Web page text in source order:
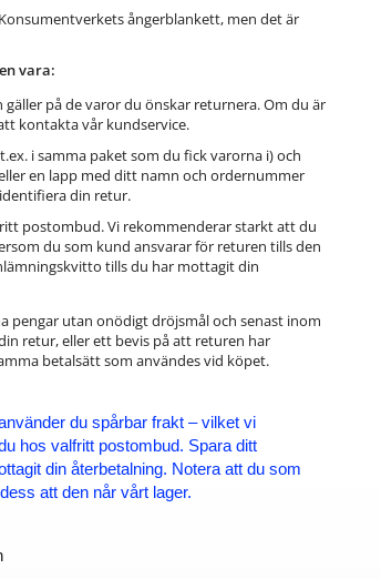
ångerblankett, men det är
vara:
på de varor du önskar returnera. Om du är
kontakta vår kundservice.
i samma paket som du fick varorna i) och
en lapp med ditt namn och ordernummer
din retur.
postombud. Vi rekommenderar starkt att du
du som kund ansvarar för returen tills den
tills du har mottagit din
pengar utan onödigt dröjsmål och senast inom
retur, eller ett bevis på att returen har
betalsätt som användes vid köpet.
du spårbar frakt – vilket vi
hos valfritt postombud. Spara ditt
din återbetalning. Notera att du som
att den når vårt lager.